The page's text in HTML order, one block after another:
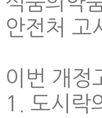
안전처
이번 개정
1. 도시락